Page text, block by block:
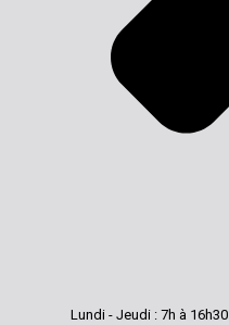
Lundi - Jeudi : 7h à 16h30